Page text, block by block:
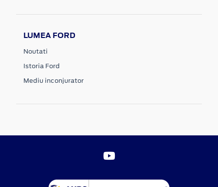
LUMEA FORD
Noutati
Istoria Ford
Mediu inconjurator